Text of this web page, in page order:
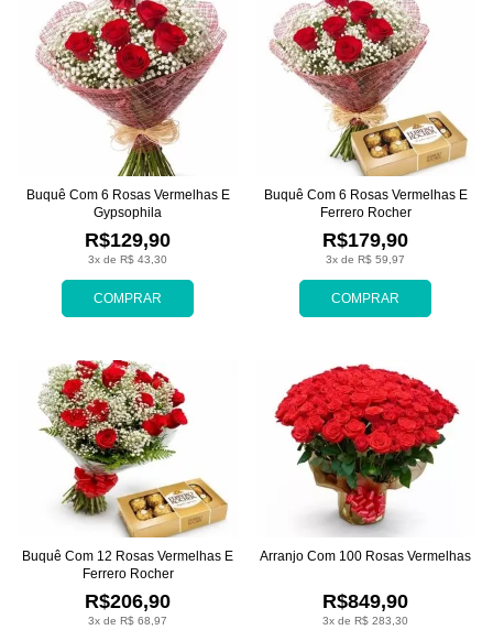
COMPRAR
3x de R$ 43,30
R$129,90
Buquê Com 6 Rosas Vermelhas E
Gypsophila
COMPRAR
3x de R$ 59,97
R$179,90
Buquê Com 6 Rosas Vermelhas E
Ferrero Rocher
3x de R$ 68,97
R$206,90
Buquê Com 12 Rosas Vermelhas E
Ferrero Rocher
3x de R$ 283,30
R$849,90
Arranjo Com 100 Rosas Vermelhas